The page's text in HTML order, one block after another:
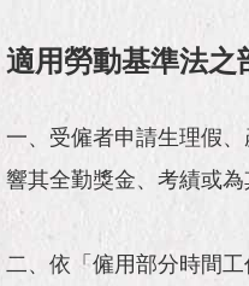
適用勞動基準法之
一、受僱者申請生理假
響其全勤獎金、考績或
二、依「僱用部分時間